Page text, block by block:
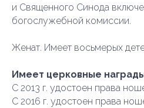
и Священного Синода
богослужебной комиссии.
Женат. Имеет восьмерых
Имеет церковные
С 2013 г. удостоен права
С 2016 г. удостоен права